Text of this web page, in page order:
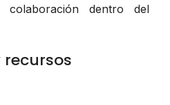
dentro del